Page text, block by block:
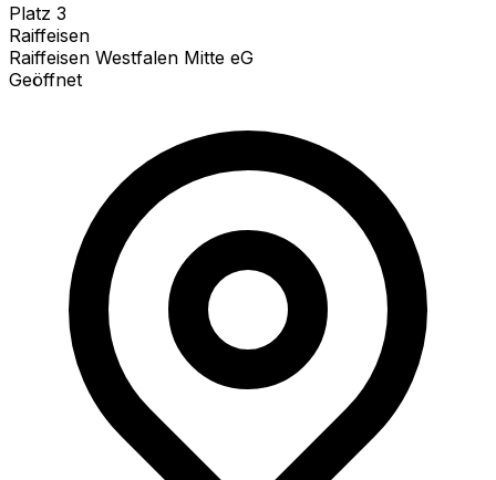
Platz 3
Raiffeisen
Raiffeisen Westfalen Mitte eG
Geöffnet